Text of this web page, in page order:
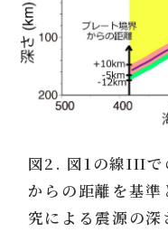
図2. 図1の線IIIで
からの距離を基準
究による震源の深